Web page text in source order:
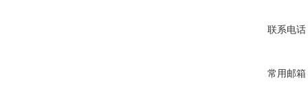
联系电话
常用邮箱